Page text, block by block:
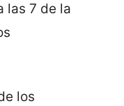
las 7 de la
los